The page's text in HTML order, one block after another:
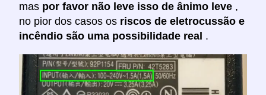
mas por favor não leve isso de ânimo leve ,
no pior dos casos os riscos de eletrocussão e
incêndio são uma possibilidade real .